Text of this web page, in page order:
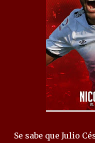
Se sabe que Julio